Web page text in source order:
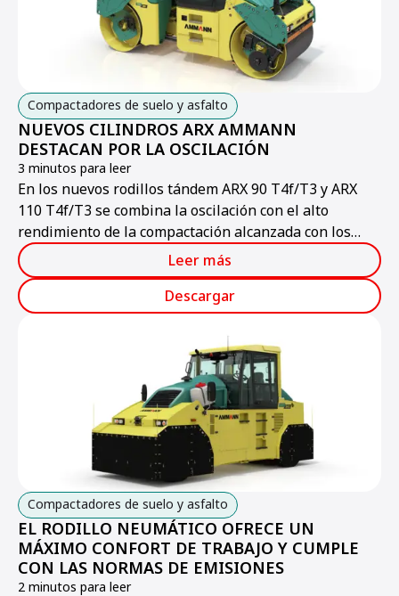
Compactadores de suelo y asfalto
NUEVOS CILINDROS ARX AMMANN
DESTACAN POR LA OSCILACIÓN
3 minutos para leer
En los nuevos rodillos tándem ARX 90 T4f/T3 y ARX
110 T4f/T3 se combina la oscilación con el alto
rendimiento de la compactación alcanzada con los
sistemas clásicos de los rodillos tándem Ammann.
Leer más
Descargar
Compactadores de suelo y asfalto
EL RODILLO NEUMÁTICO OFRECE UN
MÁXIMO CONFORT DE TRABAJO Y CUMPLE
CON LAS NORMAS DE EMISIONES
2 minutos para leer